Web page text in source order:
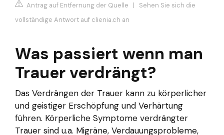
Antrag auf Entfernung der Quelle | Sehen Sie sich die
vollständige Antwort auf clienia.ch an
Was passiert wenn man
Trauer verdrängt?
Das Verdrängen der Trauer kann zu körperlicher
und geistiger Erschöpfung und Verhärtung
führen. Körperliche Symptome verdrängter
Trauer sind u.a. Migräne, Verdauungsprobleme,